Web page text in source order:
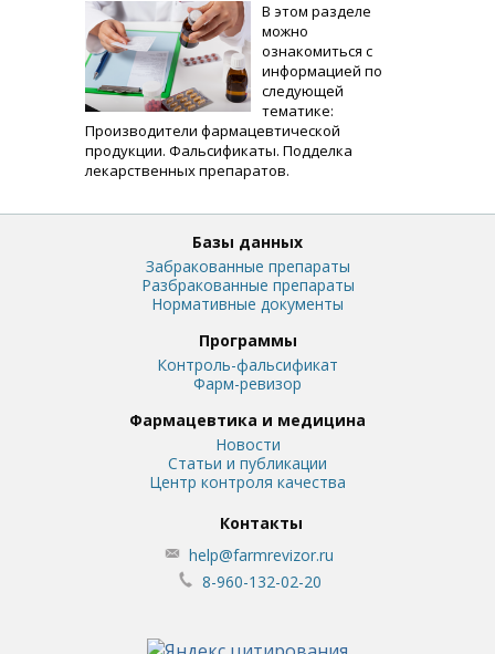
В этом разделе
можно
ознакомиться с
информацией по
следующей
тематике:
Производители фармацевтической
продукции. Фальсификаты. Подделка
лекарственных препаратов.
Базы данных
Забракованные препараты
Разбракованные препараты
Нормативные документы
Программы
Контроль-фальсификат
Фарм-ревизор
Фармацевтика и медицина
Новости
Статьи и публикации
Центр контроля качества
Контакты
help@farmrevizor.ru
8-960-132-02-20